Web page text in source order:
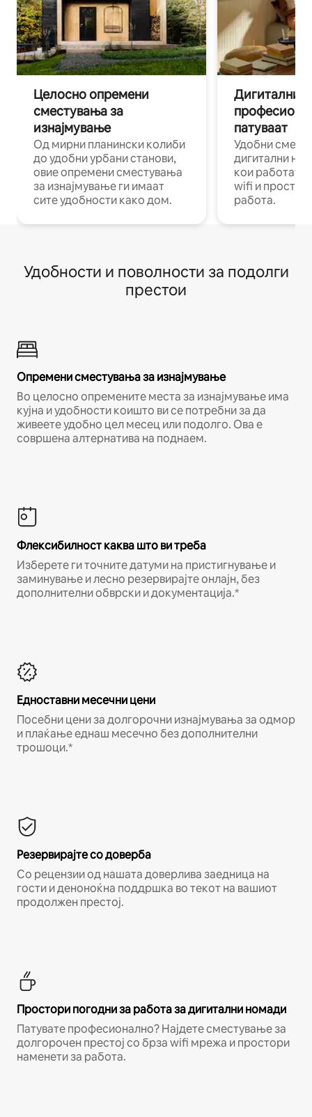
Целосно опремени
сместувања за
изнајмување
Од мирни планински колиби
до удобни урбани станови,
овие опремени сместувања
за изнајмување ги имаат
сите удобности како дом.
Дигитални
патуваат
Удобни
дигитални
кои работат
wifi и
работа.
Удобности и поволности за подолги
престои
Опремени сместувања за изнајмување
Во целосно опремените места за изнајмување има
кујна и удобности коишто ви се потребни за да
живеете удобно цел месец или подолго. Ова е
совршена алтернатива на поднаем.
Флексибилност каква што ви треба
Изберете ги точните датуми на пристигнување и
заминување и лесно резервирајте онлајн, без
дополнителни обврски и документација.*
Едноставни месечни цени
Посебни цени за долгорочни изнајмувања за одмор
и плаќање еднаш месечно без дополнителни
трошоци.*
Резервирајте со доверба
Со рецензии од нашата доверлива заедница на
гости и деноноќна поддршка во текот на вашиот
продолжен престој.
Простори погодни за работа за дигитални номади
Патувате професионално? Најдете сместување за
долгорочен престој со брза wifi мрежа и простори
наменети за работа.